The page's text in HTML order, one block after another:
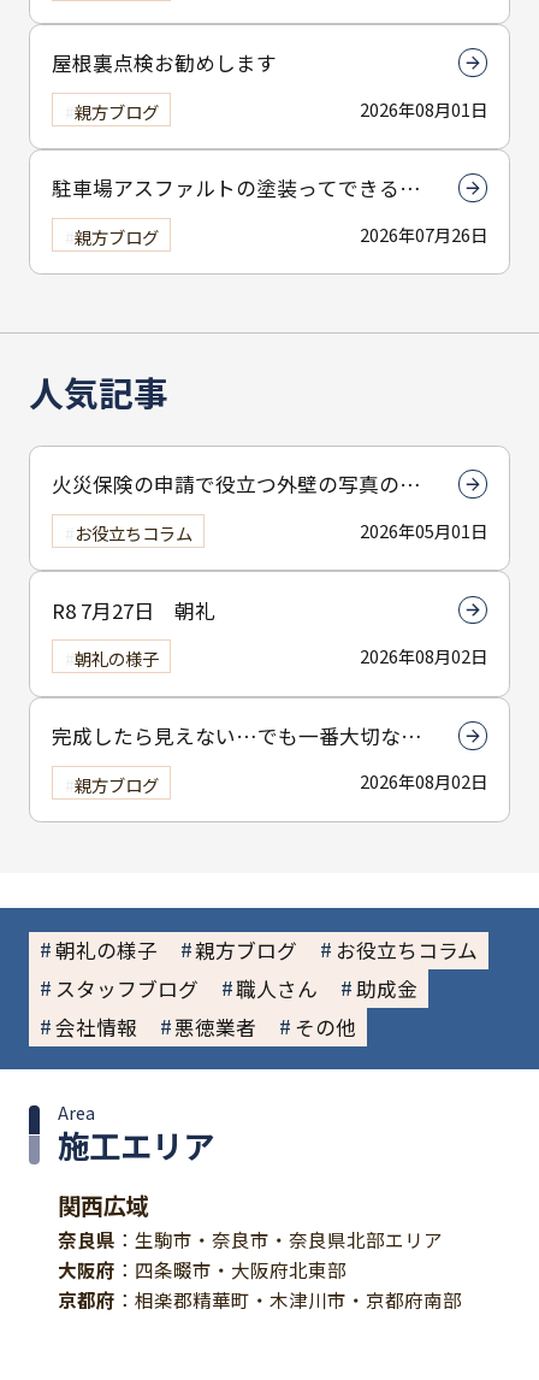
屋根裏点検お勧めします
2026年08月01日
親方ブログ
駐車場アスファルトの塗装ってできる
の？
2026年07月26日
親方ブログ
人気記事
火災保険の申請で役立つ外壁の写真の撮
り方とは？撮影のコツを解説
2026年05月01日
お役立ちコラム
R8 7月27日 朝礼
2026年08月02日
朝礼の様子
完成したら見えない…でも一番大切なん
は下塗りです
2026年08月02日
親方ブログ
朝礼の様子 親方ブログ
お役立ちコラム
スタッフブログ
職人さん
助成金
会社情報
悪徳業者 その他
施工エリア
Area
関西広域
奈良県 ：生駒市・奈良市・奈良県北部エリア
大阪府 ：四条畷市・大阪府北東部
京都府 ：相楽郡精華町・木津川市・京都府南部